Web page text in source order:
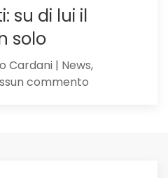
su di lui il
solo
Cardani | News,
commento